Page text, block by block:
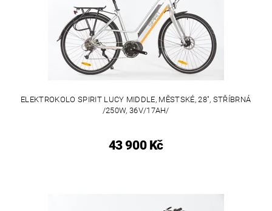
ELEKTROKOLO SPIRIT LUCY MIDDLE, MĚSTSKÉ, 28", STŘÍBRNÁ
/250W, 36V/17AH/
43 900 Kč